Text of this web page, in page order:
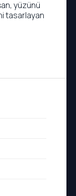
yüzünü
tasarlayan